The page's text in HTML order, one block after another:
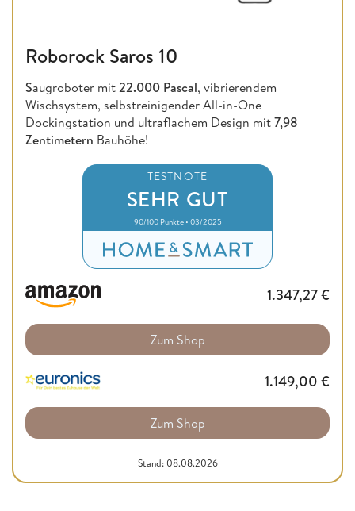
Roborock Saros 10
Saugroboter mit22.000 Pascal, vibrierendem
Wischsystem, selbstreinigender All-in-One
Dockingstation und ultraflachem Design mit7,98
Zentimetern Bauhöhe!
TESTNOTE
SEHR GUT
90/100 Punkte • 03/2025
1.347,27€
Zum Shop
1.149,00 €
Zum Shop
Stand: 08.08.2026